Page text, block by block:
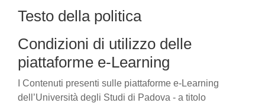
Testo della politica
Condizioni di utilizzo delle
piattaforme e-Learning
I Contenuti presenti sulle piattaforme e-Learning
dell’Università degli Studi di Padova - a titolo